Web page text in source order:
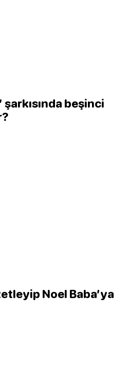
şarkısında beşinci
Noel Baba’ya